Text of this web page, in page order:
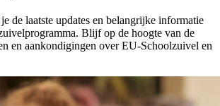
de laatste updates en belangrijke informatie
Blijf op de hoogte van de
en aankondigingen over EU-Schoolzuivel en